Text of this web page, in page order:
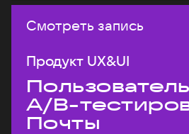
Смотреть запись
Продукт UX&UI
A/B-
Почты